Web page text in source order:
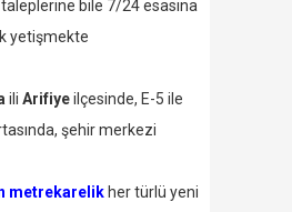
taleplerine bile 7/24 esasına
yetişmekte
ili Arifiyeilçesinde, E-5 ile
şehir merkezi
metrekarelik her türlü yeni